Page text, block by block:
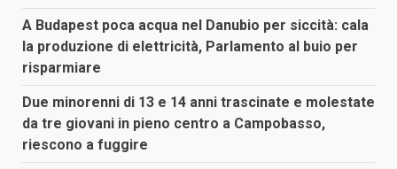
A Budapest poca acqua nel Danubio per siccità: cala
la produzione di elettricità, Parlamento al buio per
risparmiare
Due minorenni di 13 e 14 anni trascinate e molestate
da tre giovani in pieno centro a Campobasso,
riescono a fuggire